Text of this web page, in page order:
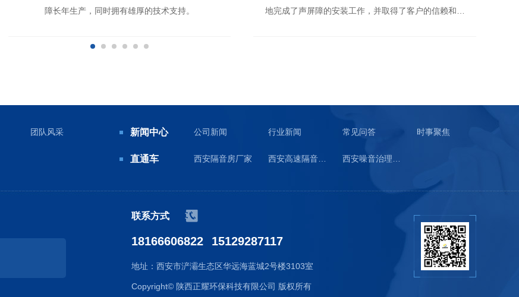
障长年生产，同时拥有雄厚的技术支持。
地完成了声屏障的安装工作，并取得了客户的信赖和赞
团队风采 新闻中心 公司新闻 行业新闻 常见问答 时事聚焦
直通车 西安隔音房厂家 西安高速隔音板生产 西安噪音治理工程
联系方式
18166606822 15129287117
地址：西安市浐灞生态区华远海蓝城2号楼3103室
Copyright© 陕西正耀环保科技有限公司 版权所有